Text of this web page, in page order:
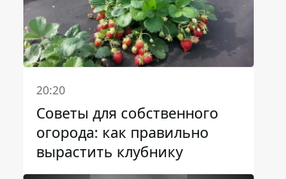
20:20
Советы для собственного
огорода: как правильно
вырастить клубнику